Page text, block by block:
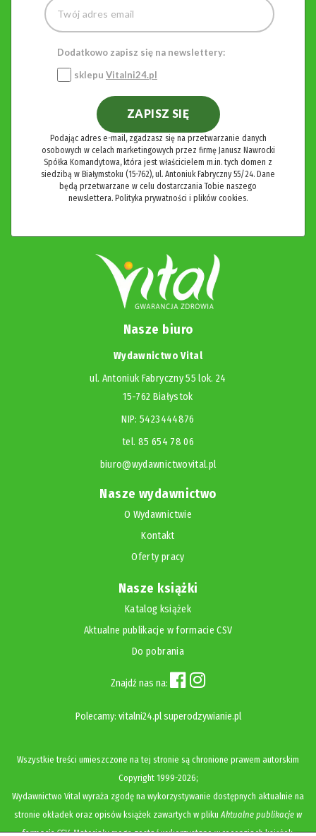
Dodatkowo zapisz się na newslettery:
sklepu Vitalni24.pl
ZAPISZ SIĘ
Podając adres e-mail, zgadzasz się na przetwarzanie danych
osobowych w celach marketingowych przez firmę Janusz Nawrocki
Spółka Komandytowa, która jest właścicielem m.in. tych domen z
siedzibą w Białymstoku (15-762), ul. Antoniuk Fabryczny 55/24. Dane
będą przetwarzane w celu dostarczania Tobie naszego
newslettera. Polityka prywatności i plików cookies.
Nasze biuro
Wydawnictwo Vital
ul. Antoniuk Fabryczny 55 lok. 24
15-762 Białystok
NIP: 5423444876
tel. 85 654 78 06
biuro@wydawnictwovital.pl
Nasze wydawnictwo
O Wydawnictwie
Kontakt
Oferty pracy
Nasze książki
Katalog książek
Aktualne publikacje w formacie CSV
Do pobrania
Znajdź nas na:
Polecamy: vitalni24.pl superodzywianie.pl
Wszystkie treści umieszczone na tej stronie są chronione prawem autorskim
Copyright1999-2026;
Wydawnictwo Vital wyraża zgodę na wykorzystywanie dostępnych aktualnie na
stronie okładek oraz opisów książek zawartych w pliku Aktualne publikacje w
formacie CSV. Materiały mogą zostać wykorzystane w recenzjach książek,